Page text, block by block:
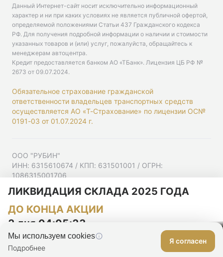
Данный Интернет-сайт носит исключительно информационный
характер и ни при каких условиях не является публичной офертой,
определяемой положениями Статьи 437 Гражданского кодекса
РФ. Для получения подробной информации о наличии и стоимости
указанных товаров и (или) услуг, пожалуйста, обращайтесь к
менеджерам автоцентра.
Кредит предоставляется банком АО «ТБанк». Лицензия ЦБ РФ №
2673 от 09.07.2024.
Обязательное страхование гражданской
ответственности владельцев транспортных средств
осуществляется АО «Т-Страхование» по лицензии ОС№
0191-03 от 01.07.2024 г.
ООО "РУБИН"
ИНН: 6315610674 / КПП: 631501001 / ОГРН:
1086315001706
Ульяновская ул, д. 52/55, помещ. 9-18
Согласие на рекламную рассылку
Политика конфиденциальности
Мы используем cookies
Подробнее
Я согласен
ЛИКВИДАЦИЯ СКЛАДА 2025 ГОДА
ДО КОНЦА АКЦИИ
2 дня 04:05:22
Оставить заявку